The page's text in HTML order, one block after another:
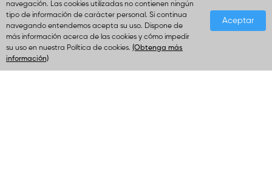
navegación. Las cookies utilizadas no contienen ningún
tipo de información de carácter personal. Si continua
navegando entendemos acepta su uso. Dispone de
más información acerca de las cookies y cómo impedir
su uso en nuestra Política de cookies. (Obtenga más
información)
Aceptar